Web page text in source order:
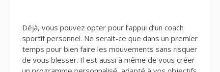
Déjà, vous pouvez opter pour l’appui d’un coach
sportif personnel. Ne serait-ce que dans un premier
temps pour bien faire les mouvements sans risquer
de vous blesser. Il est aussi à même de vous créer